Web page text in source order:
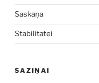
Saskaņa
Stabilitātei
SAZIŅAI